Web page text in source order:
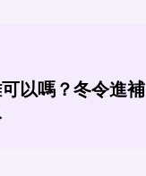
以嗎？冬令進